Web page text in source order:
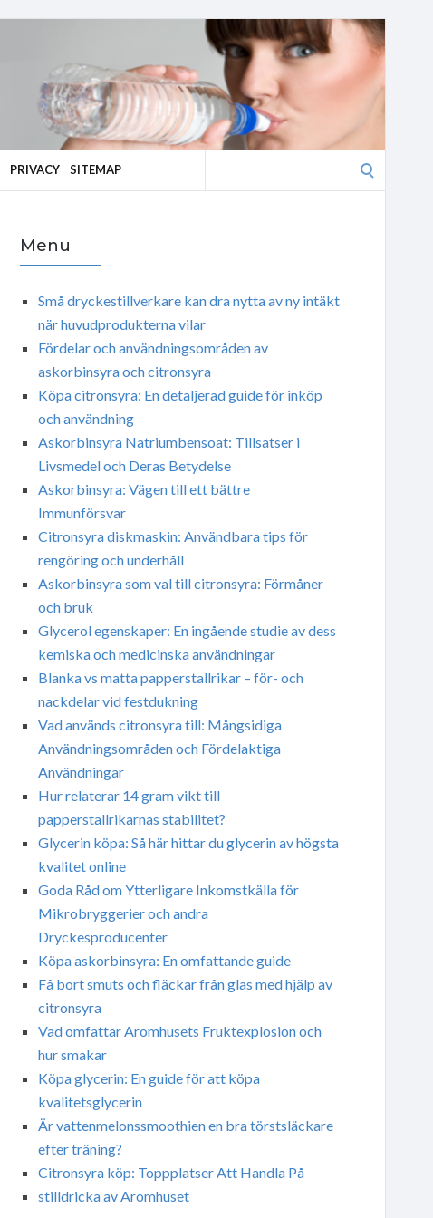
PRIVACY SITEMAP
Menu
Små dryckestillverkare kan dra nytta av ny intäkt
när huvudprodukterna vilar
Fördelar och användningsområden av
askorbinsyra och citronsyra
Köpa citronsyra: En detaljerad guide för inköp
och användning
Askorbinsyra Natriumbensoat: Tillsatser i
Livsmedel och Deras Betydelse
Askorbinsyra: Vägen till ett bättre
Immunförsvar
Citronsyra diskmaskin: Användbara tips för
rengöring och underhåll
Askorbinsyra som val till citronsyra: Förmåner
och bruk
Glycerol egenskaper: En ingående studie av dess
kemiska och medicinska användningar
Blanka vs matta papperstallrikar – för- och
nackdelar vid festdukning
Vad används citronsyra till: Mångsidiga
Användningsområden och Fördelaktiga
Användningar
Hur relaterar 14 gram vikt till
papperstallrikarnas stabilitet?
Glycerin köpa: Så här hittar du glycerin av högsta
kvalitet online
Goda Råd om Ytterligare Inkomstkälla för
Mikrobryggerier och andra
Dryckesproducenter
Köpa askorbinsyra: En omfattande guide
Få bort smuts och fläckar från glas med hjälp av
citronsyra
Vad omfattar Aromhusets Fruktexplosion och
hur smakar
Köpa glycerin: En guide för att köpa
kvalitetsglycerin
Är vattenmelonssmoothien en bra törstsläckare
efter träning?
Citronsyra köp: Toppplatser Att Handla På
stilldricka av Aromhuset